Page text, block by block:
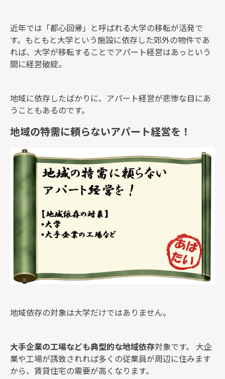
近年では「都心回帰」と呼ばれる大学の移転が活発で
す。もともと大学という施設に依存した郊外の物件であ
れば、大学が移転することでアパート経営はあっという
間に経営破綻。
地域に依存したばかりに、アパート経営が悲惨な目にあ
うこともあるのです。
地域の特需に頼らないアパート経営を！
地域依存の対象は大学だけではありません。
大手企業の工場なども典型的な地域依存対象です。 大企
業や工場が誘致されれば多くの従業員が周辺に住みます
から、賃貸住宅の需要が高くなります。